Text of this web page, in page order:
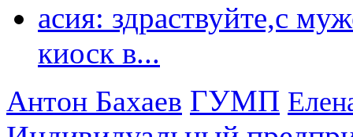
асия: здраствуйте,с
киоск в...
Антон Бахаев ГУМП